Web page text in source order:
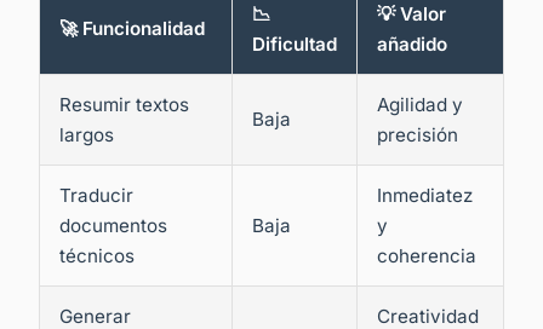
🚀 Funcionalidad
📉
Dificultad
💡 Valor
añadido
Resumir textos
largos
Baja
Agilidad y
precisión
Traducir
documentos
técnicos
Baja
Inmediatez
y
coherencia
Generar
Creatividad